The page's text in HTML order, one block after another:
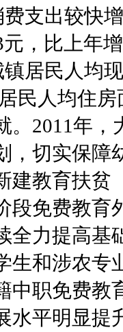
支出较快
，比上年
居民人均
民人均住
。2011年
，切实保障
建教育扶贫
段免费教育
全力提高基
生和涉农专
中职免费教
水平明显提